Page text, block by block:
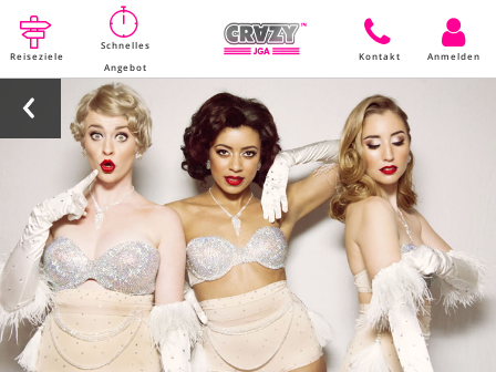
Reiseziele
Schnelles
Angebot
Kontakt Anmelden